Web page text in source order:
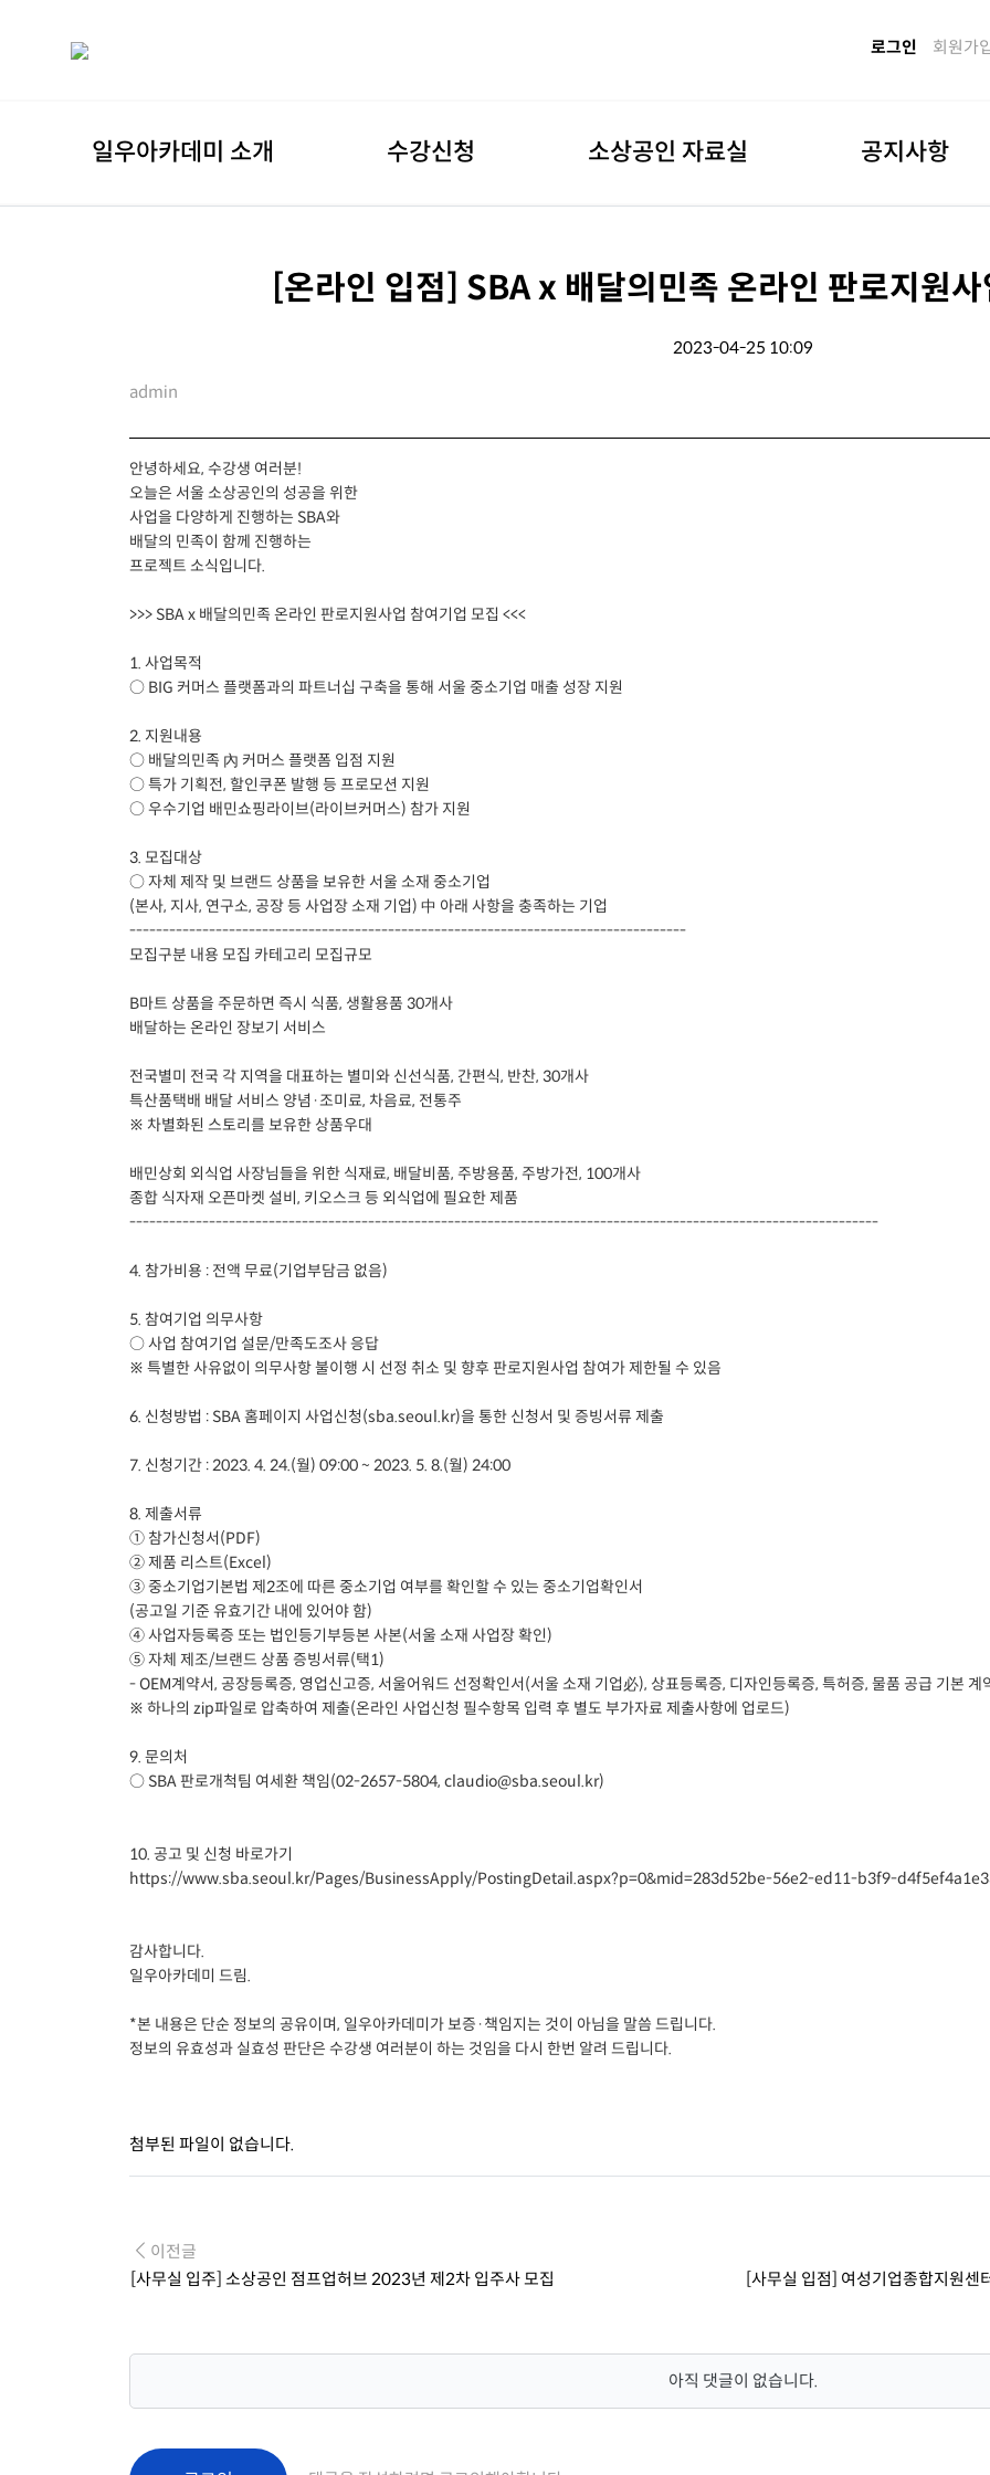
로그인 회원가
일우아카데미 소개 수강신청 소상공인 자료실 공지사항
[온라인 입점] SBA x 배달의민족 온라인 판로지원
2023-04-25 10:09
admin
안녕하세요, 수강생 여러분!
오늘은 서울 소상공인의 성공을 위한
사업을 다양하게 진행하는 SBA와
배달의 민족이 함께 진행하는
프로젝트 소식입니다.
>>> SBA x 배달의민족 온라인 판로지원사업 참여기업 모집 <<<
1. 사업목적
○ BIG 커머스 플랫폼과의 파트너십 구축을 통해 서울 중소기업 매출 성장 지원
2. 지원내용
○ 배달의민족 內 커머스 플랫폼 입점 지원
○ 특가 기획전, 할인쿠폰 발행 등 프로모션 지원
○ 우수기업 배민쇼핑라이브(라이브커머스) 참가 지원
3. 모집대상
○ 자체 제작 및 브랜드 상품을 보유한 서울 소재 중소기업
(본사, 지사, 연구소, 공장 등 사업장 소재 기업) 中 아래 사항을 충족하는 기업
------------------------------------------------------------------------------------
모집구분 내용 모집 카테고리 모집규모
B마트 상품을 주문하면 즉시 식품, 생활용품 30개사
배달하는 온라인 장보기 서비스
전국별미 전국 각 지역을 대표하는 별미와 신선식품, 간편식, 반찬, 30개사
특산품택배 배달 서비스 양념·조미료, 차음료, 전통주
※ 차별화된 스토리를 보유한 상품우대
배민상회 외식업 사장님들을 위한 식재료, 배달비품, 주방용품, 주방가전, 100개사
종합 식자재 오픈마켓 설비, 키오스크 등 외식업에 필요한 제품
-----------------------------------------------------------------------------------------------------------------
4. 참가비용 : 전액 무료(기업부담금 없음)
5. 참여기업 의무사항
○ 사업 참여기업 설문/만족도조사 응답
※ 특별한 사유없이 의무사항 불이행 시 선정 취소 및 향후 판로지원사업 참여가 제한될 수 있음
6. 신청방법 : SBA 홈페이지 사업신청(sba.seoul.kr)을 통한 신청서 및 증빙서류 제출
7. 신청기간 : 2023. 4. 24.(월) 09:00 ~ 2023. 5. 8.(월) 24:00
8. 제출서류
① 참가신청서(PDF)
② 제품 리스트(Excel)
③ 중소기업기본법 제2조에 따른 중소기업 여부를 확인할 수 있는 중소기업확인서
(공고일 기준 유효기간 내에 있어야 함)
④ 사업자등록증 또는 법인등기부등본 사본(서울 소재 사업장 확인)
⑤ 자체 제조/브랜드 상품 증빙서류(택1)
- OEM계약서, 공장등록증, 영업신고증, 서울어워드 선정확인서(서울 소재 기업必), 상표등록증, 디자인등록증, 특허증, 물품 공급 기본 계
※ 하나의 zip파일로 압축하여 제출(온라인 사업신청 필수항목 입력 후 별도 부가자료 제출사항에 업로드)
9. 문의처
○ SBA 판로개척팀 여세환 책임(02-2657-5804, claudio@sba.seoul.kr)
10. 공고 및 신청 바로가기
https://www.sba.seoul.kr/Pages/BusinessApply/PostingDetail.aspx?p=0&mid=283d52be-56e2-ed11-b3f9-
감사합니다.
일우아카데미 드림.
*본 내용은 단순 정보의 공유이며, 일우아카데미가 보증·책임지는 것이 아님을 말씀 드립니다.
정보의 유효성과 실효성 판단은 수강생 여러분이 하는 것임을 다시 한번 알려 드립니다.
첨부된 파일이 없습니다.
이전글
[사무실 입주] 소상공인 점프업허브 2023년 제2차 입주사 모집
[사무실 입점] 여성기업종합지원센
아직 댓글이 없습니다.